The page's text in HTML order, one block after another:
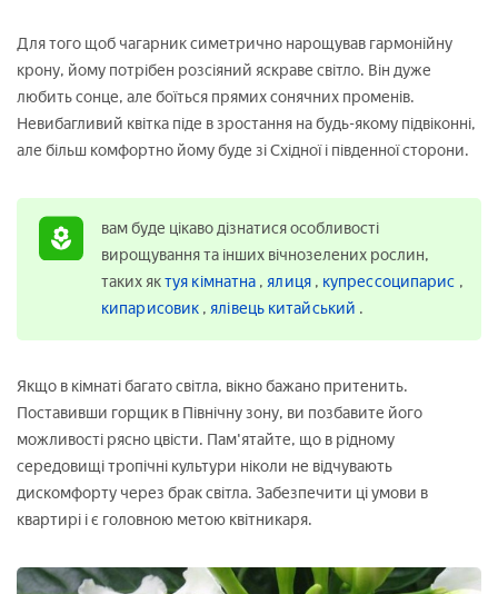
Для того щоб чагарник симетрично нарощував гармонійну
крону, йому потрібен розсіяний яскраве світло. Він дуже
любить сонце, але боїться прямих сонячних променів.
Невибагливий квітка піде в зростання на будь-якому підвіконні,
але більш комфортно йому буде зі Східної і південної сторони.
вам буде цікаво дізнатися особливості
вирощування та інших вічнозелених рослин,
таких яктуя кімнатна ,ялиця , купрессоципарис ,
кипарисовик ,ялівець китайський .
Якщо в кімнаті багато світла, вікно бажано притенить.
Поставивши горщик в Північну зону, ви позбавите його
можливості рясно цвісти. Пам'ятайте, що в рідному
середовищі тропічні культури ніколи не відчувають
дискомфорту через брак світла. Забезпечити ці умови в
квартирі і є головною метою квітникаря.